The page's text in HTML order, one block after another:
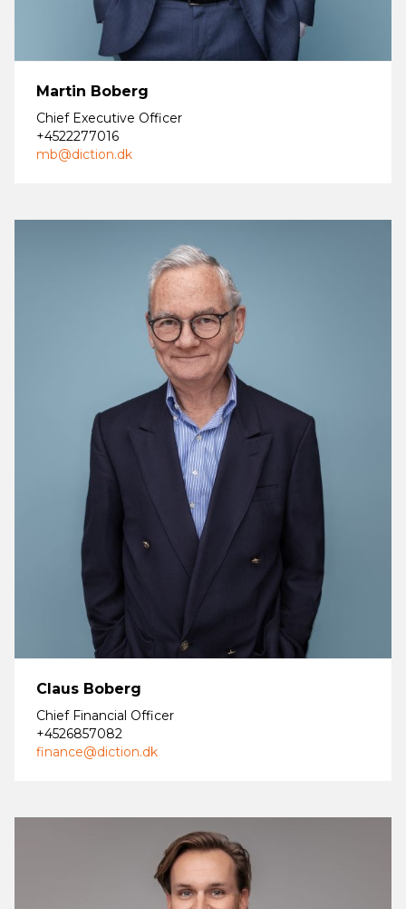
Martin Boberg
Chief Executive Officer
+4522277016
mb@diction.dk
Claus Boberg
Chief Financial Officer
+4526857082
finance@diction.dk